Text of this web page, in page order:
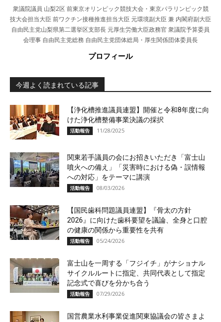
衆議院議員 山梨2区 前東京オリンピック競技大会・東京パラリンピック競
技大会担当大臣 前ワクチン接種推進担当大臣 元環境副大臣 兼 内閣府副大臣
自由民主党山梨県第二選挙区支部長 元厚生労働大臣政務官 衆議院予算委員
会理事 自由民主党総務 自由民主党団体総局・厚生関係団体委員長
プロフィール
今週よく読まれている記事
【浄化槽推進議員連盟】開催と令和8年度に向
けた浄化槽整備事業決議の採択
活動報告 11/28/2025
関東若手議員の会にお招きいただき「富士山
噴火への備え」「災害時における偽・誤情報
への対応」をテーマに講演
活動報告 08/03/2026
【国民歯科問題議員連盟】『骨太の方針
2026』に向けた歯科要望を議論、全身と口腔
の健康の関係から重要性を共有
活動報告 05/24/2026
富士山を一周する「フジイチ」がナショナル
サイクルルートに指定、共同代表として指定
記念式で喜びを分かち合う
活動報告 07/29/2026
国営農業水利事業促進関東協議会の皆さまよ